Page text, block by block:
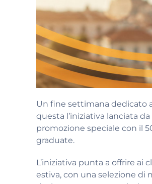
Un fine settimana dedicato
questa l’iniziativa lanciata
promozione speciale con il
graduate.
L’iniziativa punta a offrire ai
estiva, con una selezione di